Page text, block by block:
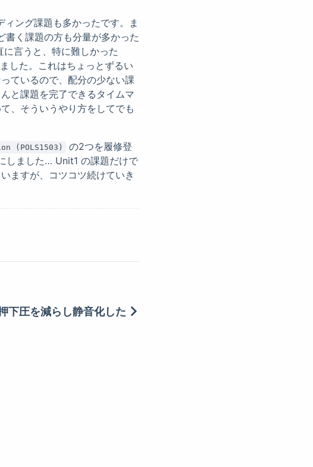
ング課題も多かったです。ま
く課題の方も分量が多かった
言うと、特に難しかった
した。これはちょっとずるい
ているので、配分の少ない課
と課題を完了できるタイムマ
、そういうやり方をしてでも
(POLS1503)
の2つを履修登
しました… Unit1 の課題だけで
ますが、コツコツ続けていき
下圧を減らし静音化した